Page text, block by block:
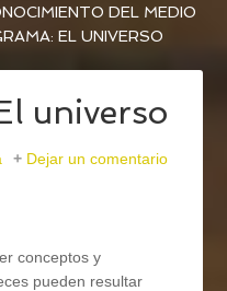
DEL MEDIO
EL UNIVERSO
universo
Dejar un comentario
conceptos y
pueden resultar